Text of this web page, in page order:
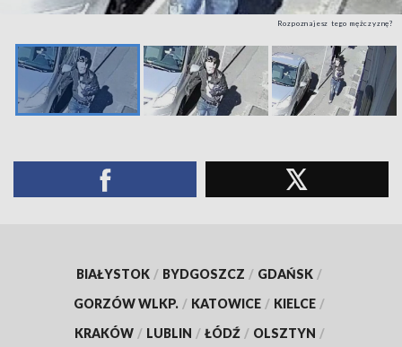
Rozpoznajesz tego mężczyznę?
BIAŁYSTOK / BYDGOSZCZ / GDAŃSK /
GORZÓW WLKP. / KATOWICE / KIELCE /
KRAKÓW / LUBLIN / ŁÓDŹ / OLSZTYN /